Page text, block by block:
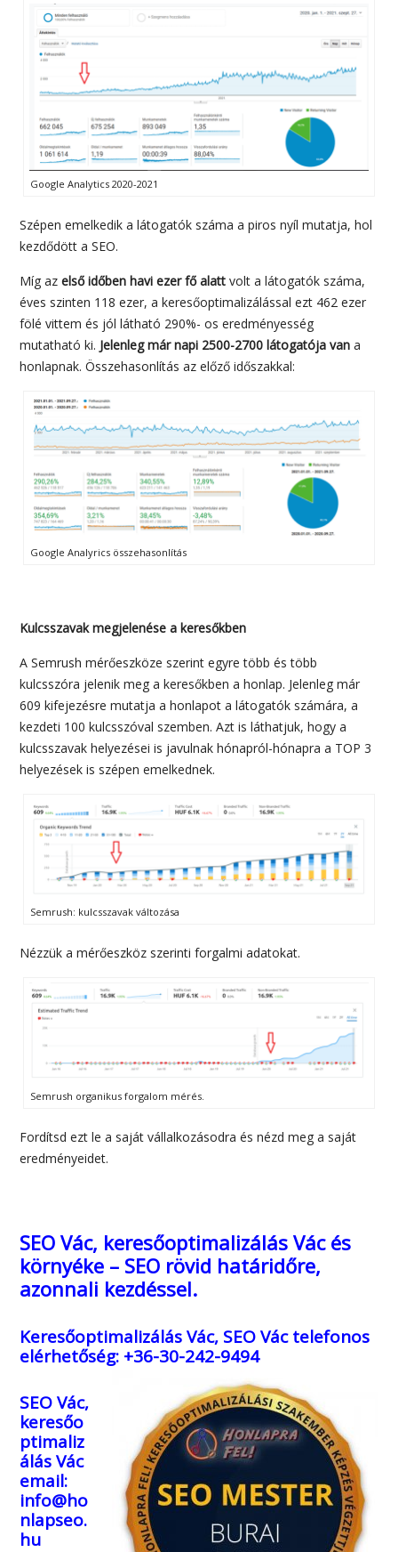
Google Analytics 2020-2021
Szépen emelkedik a látogatók száma a piros nyíl mutatja, hol
kezdődött a SEO.
Míg azelső időben havi ezer fő alatt volt a látogatók száma,
éves szinten 118 ezer, a keresőoptimalizálással ezt 462 ezer
fölé vittem és jól látható 290%- os eredményesség
mutatható ki. Jelenleg már napi 2500-2700 látogatója van a
honlapnak. Összehasonlítás az előző időszakkal:
Google Analyrics összehasonlítás
Kulcsszavak megjelenése a keresőkben
A Semrush mérőeszköze szerint egyre több és több
kulcsszóra jelenik meg a keresőkben a honlap. Jelenleg már
609 kifejezésre mutatja a honlapot a látogatók számára, a
kezdeti 100 kulcsszóval szemben. Azt is láthatjuk, hogy a
kulcsszavak helyezései is javulnak hónapról-hónapra a TOP 3
helyezések is szépen emelkednek.
Semrush: kulcsszavak változása
Nézzük a mérőeszköz szerinti forgalmi adatokat.
Semrush organikus forgalom mérés.
Fordítsd ezt le a saját vállalkozásodra és nézd meg a saját
eredményeidet.
SEO Vác, keresőoptimalizálás Vác és
környéke – SEO rövid határidőre,
azonnali kezdéssel.
Keresőoptimalizálás Vác, SEO Váctelefonos
elérhetőség: +36-30-242-9494
SEO Vác,
keresőo
ptimaliz
álás Vác
email:
info@ho
nlapseo.
hu